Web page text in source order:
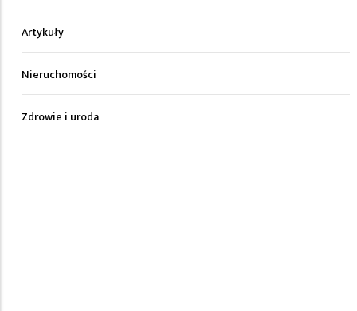
Artykuły
Nieruchomości
Zdrowie i uroda